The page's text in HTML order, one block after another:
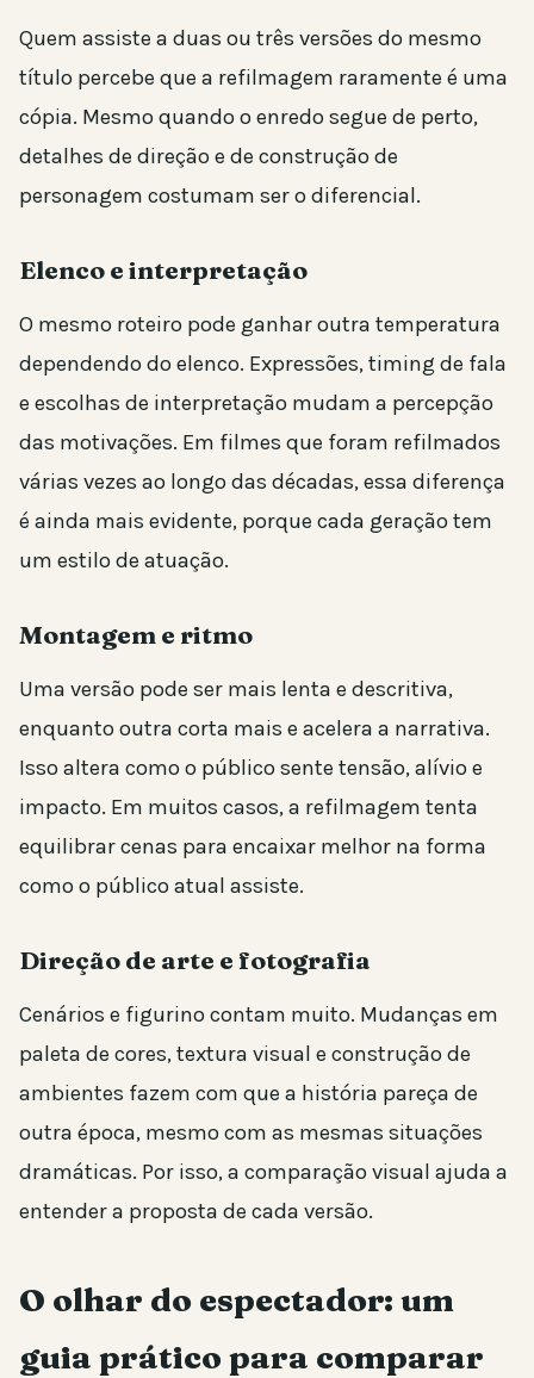
Quem assiste a duas ou três versões do mesmo
título percebe que a refilmagem raramente é uma
cópia. Mesmo quando o enredo segue de perto,
detalhes de direção e de construção de
personagem costumam ser o diferencial.
Elenco e interpretação
O mesmo roteiro pode ganhar outra temperatura
dependendo do elenco. Expressões, timing de fala
e escolhas de interpretação mudam a percepção
das motivações. Em filmes que foram refilmados
várias vezes ao longo das décadas, essa diferença
é ainda mais evidente, porque cada geração tem
um estilo de atuação.
Montagem e ritmo
Uma versão pode ser mais lenta e descritiva,
enquanto outra corta mais e acelera a narrativa.
Isso altera como o público sente tensão, alívio e
impacto. Em muitos casos, a refilmagem tenta
equilibrar cenas para encaixar melhor na forma
como o público atual assiste.
Direção de arte e fotografia
Cenários e figurino contam muito. Mudanças em
paleta de cores, textura visual e construção de
ambientes fazem com que a história pareça de
outra época, mesmo com as mesmas situações
dramáticas. Por isso, a comparação visual ajuda a
entender a proposta de cada versão.
O olhar do espectador: um
guia prático para comparar